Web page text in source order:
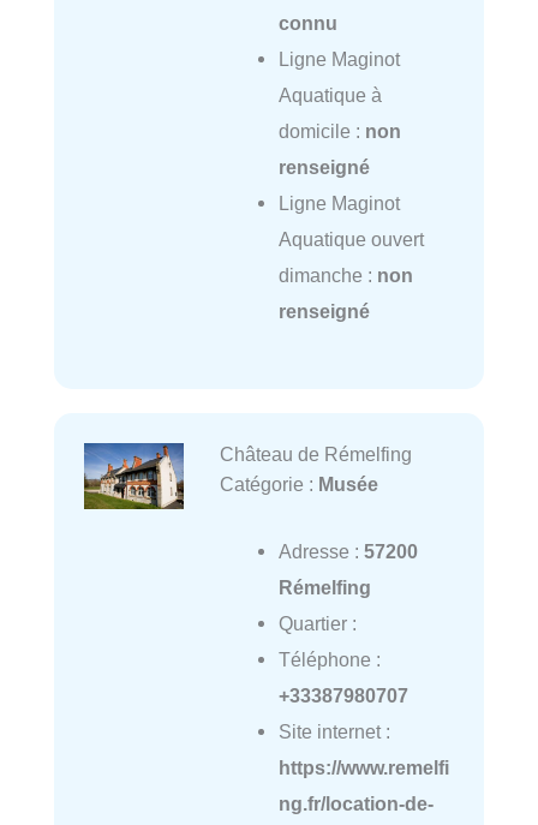
connu
Ligne Maginot
Aquatique à
domicile : non
renseigné
Ligne Maginot
Aquatique ouvert
dimanche : non
renseigné
Château de Rémelfing
Catégorie : Musée
Adresse : 57200
Rémelfing
Quartier :
Téléphone :
+33387980707
Site internet :
https://www.remelfi
ng.fr/location-de-